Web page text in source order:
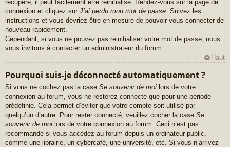
récupéré, il peut facilement être réinitialisé. Rendez-vous sur la page de
connexion et cliquez sur J’ai perdu mon mot de passe . Suivez les
instructions et vous devriez être en mesure de pouvoir vous connecter de
nouveau rapidement.
Cependant, si vous ne pouvez pas réinitialiser votre mot de passe, nous
vous invitons à contacter un administrateur du forum.
Haut
Pourquoi suis-je déconnecté automatiquement ?
Si vous ne cochez pas la case Se souvenir de moi lors de votre
connexion au forum, vous ne resterez connecté que pour une période
prédéfinie. Cela permet d’éviter que votre compte soit utilisé par
quelqu’un d’autre. Pour rester connecté, veuillez cocher la case Se
souvenir de moi lors de votre connexion au forum. Ceci n’est pas
recommandé si vous accédez au forum depuis un ordinateur public,
comme une librairie, un cybercafé, une université, etc. Si vous n’arrivez